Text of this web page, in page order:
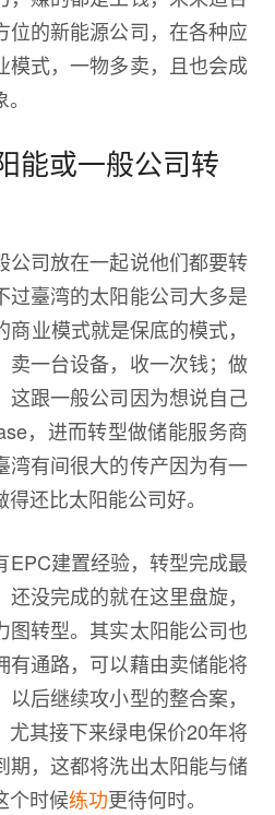
位的新能源公司，在各种应
模式，一物多卖，且也会成
能或一般公司转
司放在一起说他们都要转
过臺湾的太阳能公司大多是
业模式就是保底的模式，
卖一台设备，收一次钱；做
这跟一般公司因为想说自己
，进而转型做储能服务商
湾有间很大的传产因为有一
还比太阳能公司好。
建置经验，转型完成最
没完成的就在这里盘旋，
图转型。其实太阳能公司也
有通路，可以藉由卖储能将
后继续攻小型的整合案，
其接下来绿电保价20年将
期，这都将洗出太阳能与储
个时候练功更待何时。